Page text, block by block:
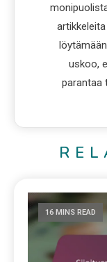
uskoo,
parantaa
16 MINS READ